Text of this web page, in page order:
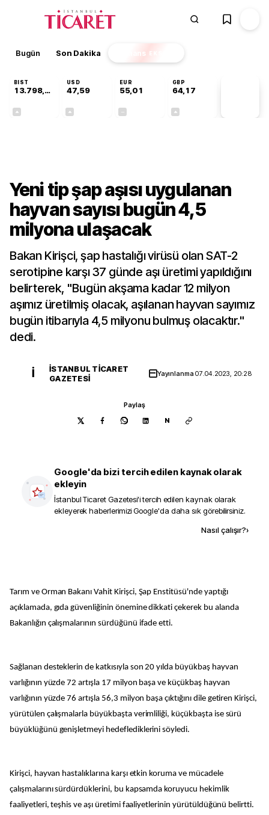
Bugün Son Dakika Finans EKSTRA
BIST
13.798,82
USD
47,59
EUR
55,01
GBP
64,17
Yeni tip şap aşısı uygulanan
hayvan sayısı bugün 4,5
milyona ulaşacak
Bakan Kirişci, şap hastalığı virüsü olan SAT-2
serotipine karşı 37 günde aşı üretimi yapıldığını
belirterek, "Bugün akşama kadar 12 milyon
aşımız üretilmiş olacak, aşılanan hayvan sayımız
bugün itibarıyla 4,5 milyonu bulmuş olacaktır."
dedi.
İ
İSTANBUL TICARET
GAZETESI
Yayınlanma07.04.2023, 20:28
Paylaş
N
Google'da bizi tercih edilen kaynak olarak
ekleyin
İstanbul Ticaret Gazetesi'i tercih edilen kaynak olarak
ekleyerek haberlerimizi Google'da daha sık görebilirsiniz.
Nasıl çalışır?›
Tarım ve Orman Bakanı Vahit Kirişci, Şap Enstitüsü'nde yaptığı
açıklamada, gıda güvenliğinin önemine dikkati çekerek bu alanda
Bakanlığın çalışmalarının sürdüğünü ifade etti.
Sağlanan desteklerin de katkısıyla son 20 yılda büyükbaş hayvan
varlığının yüzde 72 artışla 17 milyon başa ve küçükbaş hayvan
varlığının yüzde 76 artışla 56,3 milyon başa çıktığını dile getiren Kirişci,
yürütülen çalışmalarla büyükbaşta verimliliği, küçükbaşta ise sürü
büyüklüğünü genişletmeyi hedeflediklerini söyledi.
Kirişci, hayvan hastalıklarına karşı etkin koruma ve mücadele
çalışmalarını sürdürdüklerini, bu kapsamda koruyucu hekimlik
faaliyetleri, teşhis ve aşı üretimi faaliyetlerinin yürütüldüğünü belirtti.